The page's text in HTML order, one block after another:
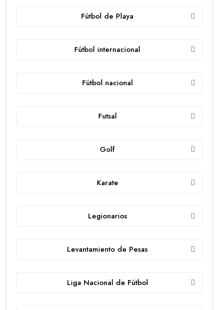
Fútbol de Playa
Fútbol internacional
Fútbol nacional
Futsal
Golf
Karate
Legionarios
Levantamiento de Pesas
Liga Nacional de Fútbol